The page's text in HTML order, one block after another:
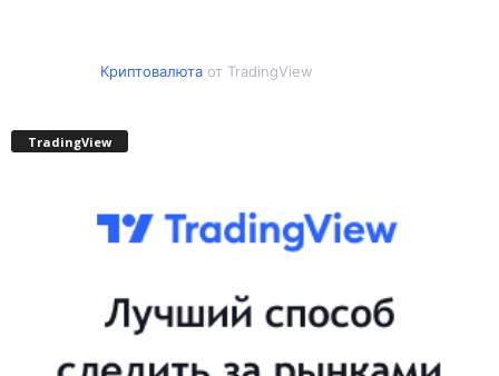
Криптовалютаот TradingView
TradingView